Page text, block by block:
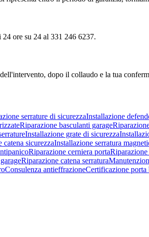
ore su 24 al 331 246 6237.
dopo il collaudo e la tua
serrature di sicurezzaInstallazione
Riparazione basculanti garage
Installazione grate di sicurezza
catena sicurezzaInstallazione serratura
Riparazione cerniera porta
Riparazione catena serratura
Consulenza antieffrazioneCertificazione porta